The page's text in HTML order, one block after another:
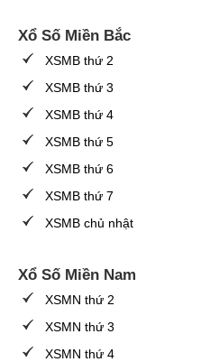
Xổ Số Miền Bắc
XSMB thứ 2
XSMB thứ 3
XSMB thứ 4
XSMB thứ 5
XSMB thứ 6
XSMB thứ 7
XSMB chủ nhật
Xổ Số Miền Nam
XSMN thứ 2
XSMN thứ 3
XSMN thứ 4